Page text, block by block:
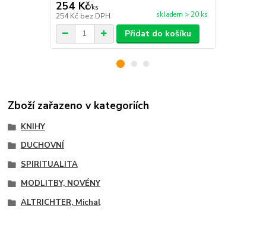
254 Kč/ks
254 Kč bez DPH skladem > 20 ks
Přidat do košíku
Zboží zařazeno v kategoriích
KNIHY
DUCHOVNÍ
SPIRITUALITA
MODLITBY, NOVÉNY
ALTRICHTER, Michal